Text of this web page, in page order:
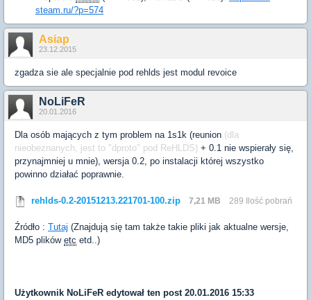
steam.ru/?p=574
Asiap
23.12.2015
zgadza sie ale specjalnie pod rehlds jest modul revoice
NoLiFeR
20.01.2016
Dla osób mających z tym problem na 1s1k (reunion (dla
nieobeznanych, jest to "dproto" pod ReHLDS) + 0.1 nie wspierały się,
przynajmniej u mnie), wersja 0.2, po instalacji której wszystko
powinno działać poprawnie.
rehlds-0.2-20151213.221701-100.zip 7,21 MB 289 Ilość pobrań
Źródło : Tutaj (Znajdują się tam także takie pliki jak aktualne wersje,
MD5 plików etc etd..)
Użytkownik NoLiFeR edytował ten post 20.01.2016 15:33